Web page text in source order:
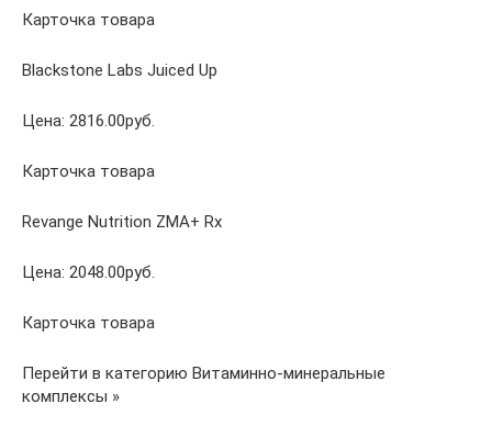
Карточка товара
Blackstone Labs Juiced Up
Цена: 2816.00руб.
Карточка товара
Revange Nutrition ZMA+ Rx
Цена: 2048.00руб.
Карточка товара
Перейти в категорию Витаминно-минеральные
комплексы »